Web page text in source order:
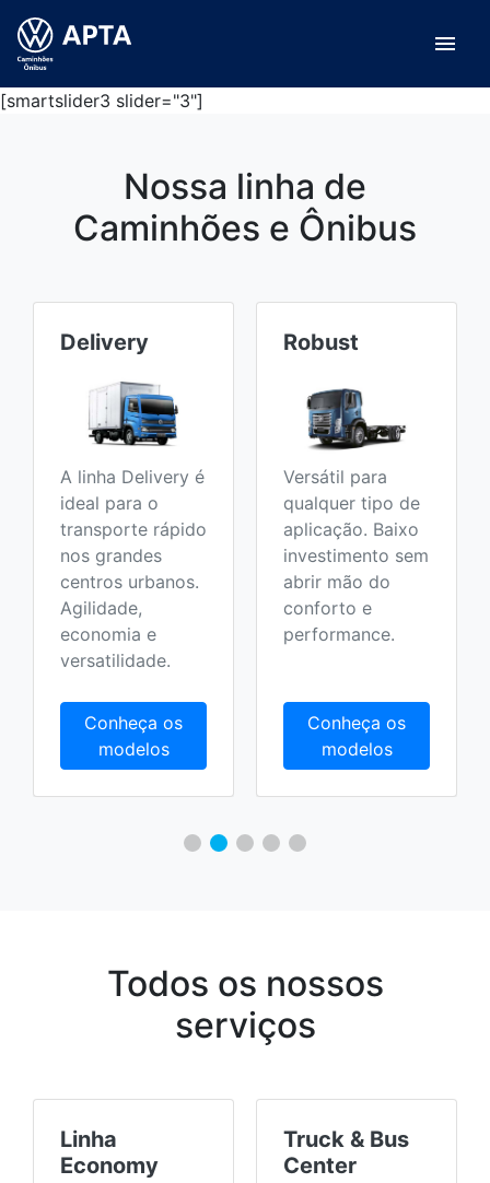
menu
[smartslider3 slider="3"]
Nossa linha de
Caminhões e Ônibus
Delivery
A linha Delivery é
ideal para o
transporte rápido
nos grandes
centros urbanos.
Agilidade,
economia e
versatilidade.
Conheça os
modelos
Robust
Versátil para
qualquer tipo de
aplicação. Baixo
investimento sem
abrir mão do
conforto e
performance.
Conheça os
modelos
Todos os nossos
serviços
Linha
Economy
Truck & Bus
Center